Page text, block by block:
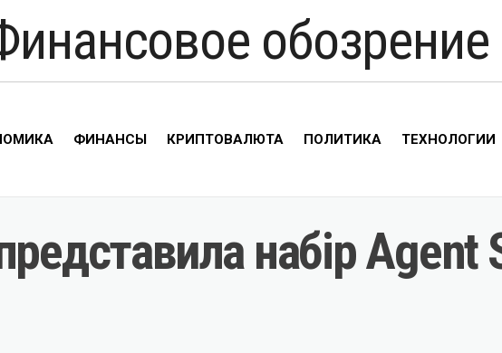
обозрение
ФИНАНСЫ КРИПТОВАЛЮТА ПОЛИТИКА ТЕХНОЛОГИИ
набір Agent